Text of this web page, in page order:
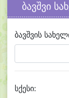
ბავშვი
ბავშვის
სქესი: